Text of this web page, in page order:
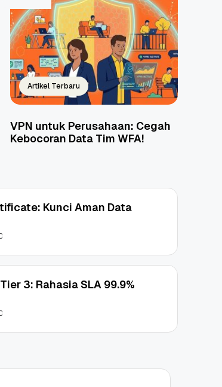
Artikel Terbaru
VPN untuk Perusahaan: Cegah
Kebocoran Data Tim WFA!
Kunci Aman Data
3: Rahasia SLA 99.9%